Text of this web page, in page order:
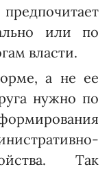
или по
власти.
а не ее
нужно по
Так